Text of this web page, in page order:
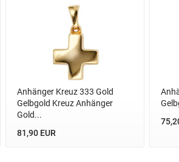
Anhänger Kreuz 333 Gold
Gelbgold Kreuz Anhänger
Gold...
81,90 EUR